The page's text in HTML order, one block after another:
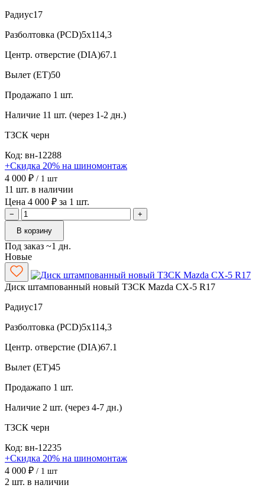
Радиус17
Разболтовка (PCD)5x114,3
Центр. отверстие (DIA)67.1
Вылет (ET)50
Продажапо 1 шт.
Наличие 11 шт. (через 1-2 дн.)
ТЗСК черн
Код: вн-12288
+Скидка 20% на шиномонтаж
4 000 ₽ / 1 шт
11 шт. в наличии
Цена 4 000 ₽ за 1 шт.
−
+
В корзину
Под заказ ~1 дн.
Новые
Диск штампованный новый ТЗСК Mazda CX-5 R17
Радиус17
Разболтовка (PCD)5x114,3
Центр. отверстие (DIA)67.1
Вылет (ET)45
Продажапо 1 шт.
Наличие 2 шт. (через 4-7 дн.)
ТЗСК черн
Код: вн-12235
+Скидка 20% на шиномонтаж
4 000 ₽ / 1 шт
2 шт. в наличии